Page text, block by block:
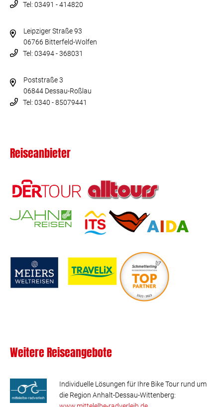
Tel: 03491 - 414820
Leipziger Straße 93
06766 Bitterfeld-Wolfen
Tel: 03494 - 368031
Poststraße 3
06844 Dessau-Roßlau
Tel: 0340 - 85079441
Reiseanbieter
Weitere Reiseangebote
Individuelle Lösungen für Ihre Bike Tour rund um
die Region Anhalt-Dessau-Wittenberg: